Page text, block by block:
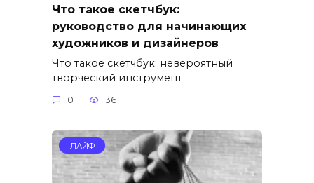
Что такое скетчбук:
руководство для начинающих
художников и дизайнеров
Что такое скетчбук: невероятный
творческий инструмент
0 36
ЛАЙФ